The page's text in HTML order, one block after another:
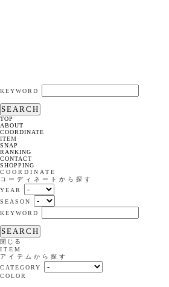
KEYWORD
SEARCH
TOP
ABOUT
COORDINATE
ITEM
SNAP
RANKING
CONTACT
SHOPPING
COORDINATE
コーディネートから探す
YEAR
SEASON
KEYWORD
SEARCH
閉じる
ITEM
アイテムから探す
CATEGORY
COLOR